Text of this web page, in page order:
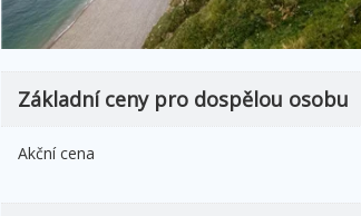
Základní ceny pro dospělou osobu
Akční cena